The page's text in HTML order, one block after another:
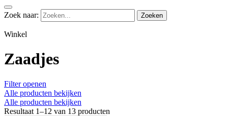
Zoek naar:
Winkel
Zaadjes
Filter openen
Alle producten bekijken
Alle producten bekijken
Resultaat 1–12 van 13 producten